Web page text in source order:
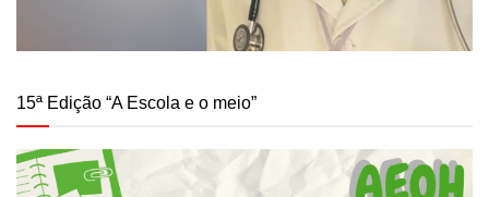
15ª Edição “A Escola e o meio”